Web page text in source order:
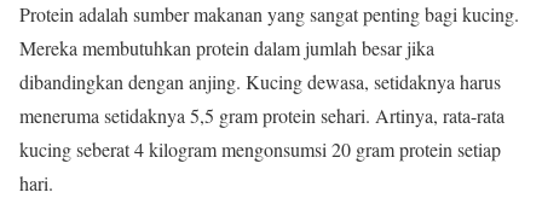
Protein adalah sumber makanan yang sangat penting bagi kucing.
Mereka membutuhkan protein dalam jumlah besar jika
dibandingkan dengan anjing. Kucing dewasa, setidaknya harus
meneruma setidaknya 5,5 gram protein sehari. Artinya, rata-rata
kucing seberat 4 kilogram mengonsumsi 20 gram protein setiap
hari.